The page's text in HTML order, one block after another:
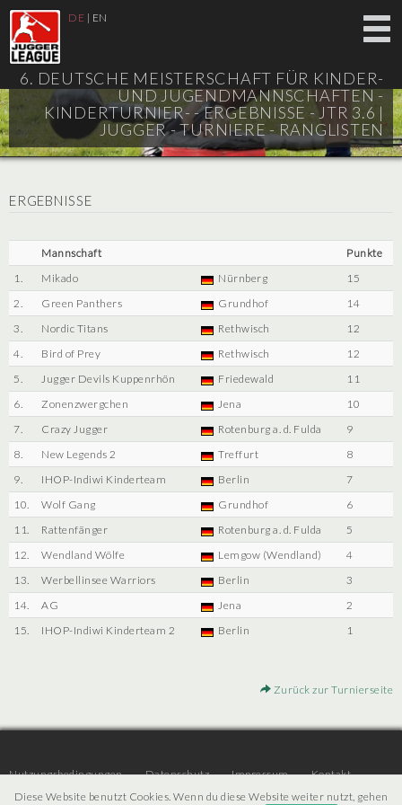
DE | EN
6. DEUTSCHE MEISTERSCHAFT FÜR KINDER-
UND JUGENDMANNSCHAFTEN -
KINDERTURNIER- - ERGEBNISSE - JTR 3.6 |
JUGGER - TURNIERE - RANGLISTEN
ERGEBNISSE
Mannschaft
Punkte
1.
Mikado Nürnberg
15
2.
Green Panthers Grundhof
14
3.
Nordic Titans Rethwisch
12
4.
Bird of Prey Rethwisch
12
5.
Jugger Devils Kuppenrhön Friedewald
11
6.
Zonenzwergchen Jena
10
7.
Crazy Jugger Rotenburg a. d. Fulda
9
8.
New Legends 2 Treffurt
8
9.
IHOP-Indiwi Kinderteam Berlin
7
10.
Wolf Gang Grundhof
6
11.
Rattenfänger Rotenburg a. d. Fulda
5
12.
Wendland Wölfe Lemgow (Wendland)
4
13.
Werbellinsee Warriors Berlin
3
14.
AG Jena
2
15.
IHOP-Indiwi Kinderteam 2 Berlin 1
Zurück zur Turnierseite
Nutzungsbedingungen Datenschutz Impressum
Kontakt
Diese Website benutzt Cookies. Wenn du diese Website weiter nutzt, gehen